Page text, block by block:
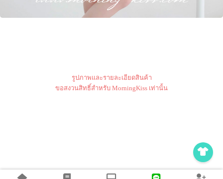
รูปภาพและรายละเอียดสินค้า
ขอสงวนสิทธิ์สำหรับ MorningKiss เท่านั้น